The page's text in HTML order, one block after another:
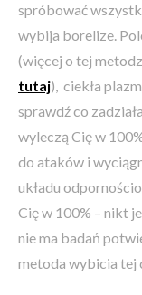
spróbować
wybija borelize.
(więcej o tej
tutaj), ciekła
sprawdź co
wyleczą Cię w
do ataków i
układu
Cię w 100% – nikt
nie ma badań
metoda wybicia tej